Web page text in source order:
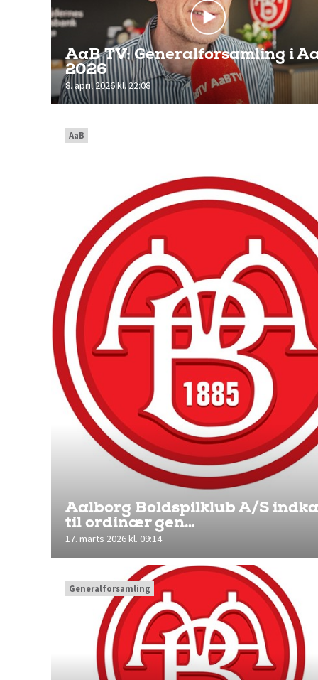
AaB TV: Generalforsamling i
2026
8. april 2026 kl. 22:08
Aalborg Boldspilklub A/S
til ordinær gen…
17. marts 2026 kl. 09:14
AaB
Generalforsamling